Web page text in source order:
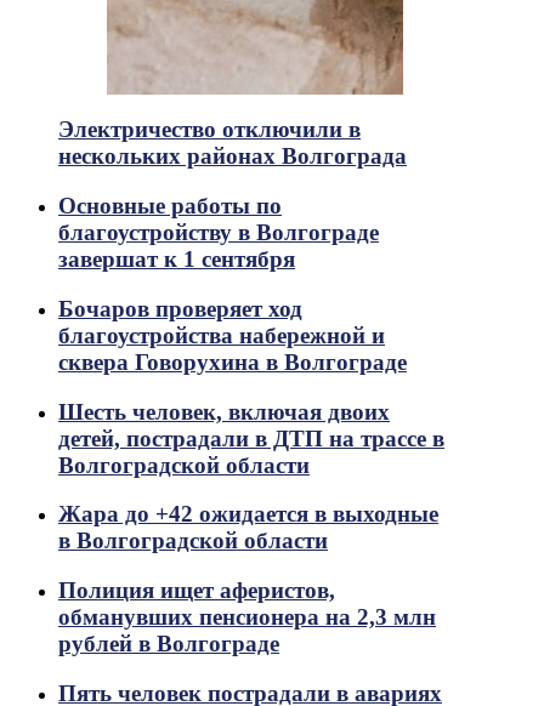
Электричество отключили в
нескольких районах Волгограда
Основные работы по
благоустройству в Волгограде
завершат к 1 сентября
Бочаров проверяет ход
благоустройства набережной и
сквера Говорухина в Волгограде
Шесть человек, включая двоих
детей, пострадали в ДТП на трассе в
Волгоградской области
Жара до +42 ожидается в выходные
в Волгоградской области
Полиция ищет аферистов,
обманувших пенсионера на 2,3 млн
рублей в Волгограде
Пять человек пострадали в авариях